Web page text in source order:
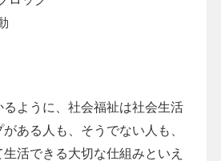
るように、社会福祉は社会生活
ある人も、そうでない人も、
活できる大切な仕組みといえ